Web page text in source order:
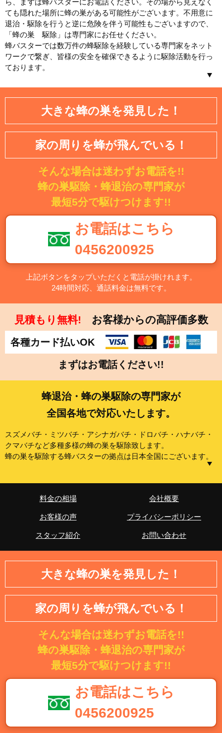
ら、まずは蜂バスターにお電話ください。その場から見えなく
ても隠れた場所に蜂の巣がある可能性がございます。不用意に
退治・駆除を行うと逆に危険を伴う可能性もございますので、
「蜂の巣 駆除」は専門家にお任せください。
蜂バスターでは数万件の蜂駆除を経験している専門家をネット
ワークで繋ぎ、皆様の安全を確保できるように駆除活動を行っ
ております。
北海道／東北
北海道
青森県
岩手県
宮城県
秋田県
山形県
福島県
関東
茨城県
埼玉県
千葉県
東京都
栃木県
群馬県
中部
石川県
福井県
山梨県
長野県
近畿
三重県
滋賀県
京都府
大阪府
兵庫県
奈良県
山口県
徳島県
高知県
九州
長崎県
熊本県
大分県
宮崎県
鹿児島県
大きな蜂の巣を発見した！
家の周りを蜂が飛んでいる！
そんな場合は迷わずお電話を!!
蜂の巣駆除・蜂退治の専門家が
最短5分で駆けつけます!!
お電話はこちら
0456200925
上記ボタンをタップいただくと電話が掛けれます。
24時間対応、通話料金は無料です。
見積もり無料! お客様からの高評価多数
各種カード払いOK
まずはお電話ください!!
蜂退治・蜂の巣駆除の専門家が
全国各地で対応いたします。
スズメバチ・ミツバチ・アシナガバチ・ドロバチ・ハナバチ・
クマバチなど多種多様の蜂の巣を駆除致します。
蜂の巣を駆除する蜂バスターの拠点は日本全国にございます。
【東京都】中央区、港区、新宿区、文京区、台東区、墨田
区、江東区、品川区、目黒区、大田区、世田谷区、渋谷
馬区、足立区、葛飾区、江戸川区、八王子市、立川市、武
市、小金井市、小平市、日野市、東村山市、国分寺市、国
立市、福生市、狛江市、東大和市、清瀬市、東久留米市、
京市、西多摩郡瑞穂町、西多摩郡日の出町、西多摩郡檜原
村、西多摩郡奥多摩町
【神奈川県】横浜市・鶴見区・神奈川区・西区・中区・南
区・保土ケ谷区・磯子区・金沢区・港北区・戸塚区・港南
区・旭区・緑区・瀬谷区・栄区・泉区・青葉区・都筑区・
川崎市・川崎区・幸区・中原区・高津区・多摩区・宮前
区・麻生区・相模原市・緑区・中央区・南区・横須賀市・
平塚市・鎌倉市・藤沢市・小田原市・茅ヶ崎市・逗子市・
三浦市・秦野市・厚木市・大和市・伊勢原市・海老名市・
座間市・南足柄市・綾瀬市・葉山町・寒川町・大磯町・二
宮町・中井町・大井町・松田町・山北町・開成町・箱根
町・真鶴町・湯河原町・愛川町・清川村
料金の相場 会社概要
お客様の声 プライバシーポリシー
スタッフ紹介 お問い合わせ
大きな蜂の巣を発見した！
家の周りを蜂が飛んでいる！
そんな場合は迷わずお電話を!!
蜂の巣駆除・蜂退治の専門家が
最短5分で駆けつけます!!
お電話はこちら
0456200925